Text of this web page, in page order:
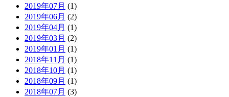
2019年07月 (1)
2019年06月 (2)
2019年04月 (1)
2019年03月 (2)
2019年01月 (1)
2018年11月 (1)
2018年10月 (1)
2018年09月 (1)
2018年07月 (3)